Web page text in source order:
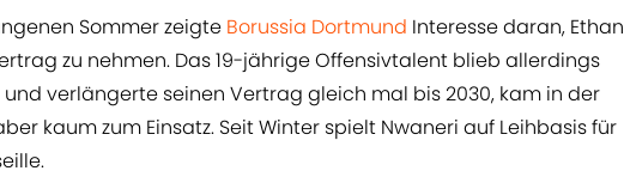
Sommer zeigte Borussia Dortmund Interesse daran, Ethan
zu nehmen. Das 19-jährige Offensivtalent blieb allerdings
und verlängerte seinen Vertrag gleich mal bis 2030, kam in der
kaum zum Einsatz. Seit Winter spielt Nwaneri auf Leihbasis für